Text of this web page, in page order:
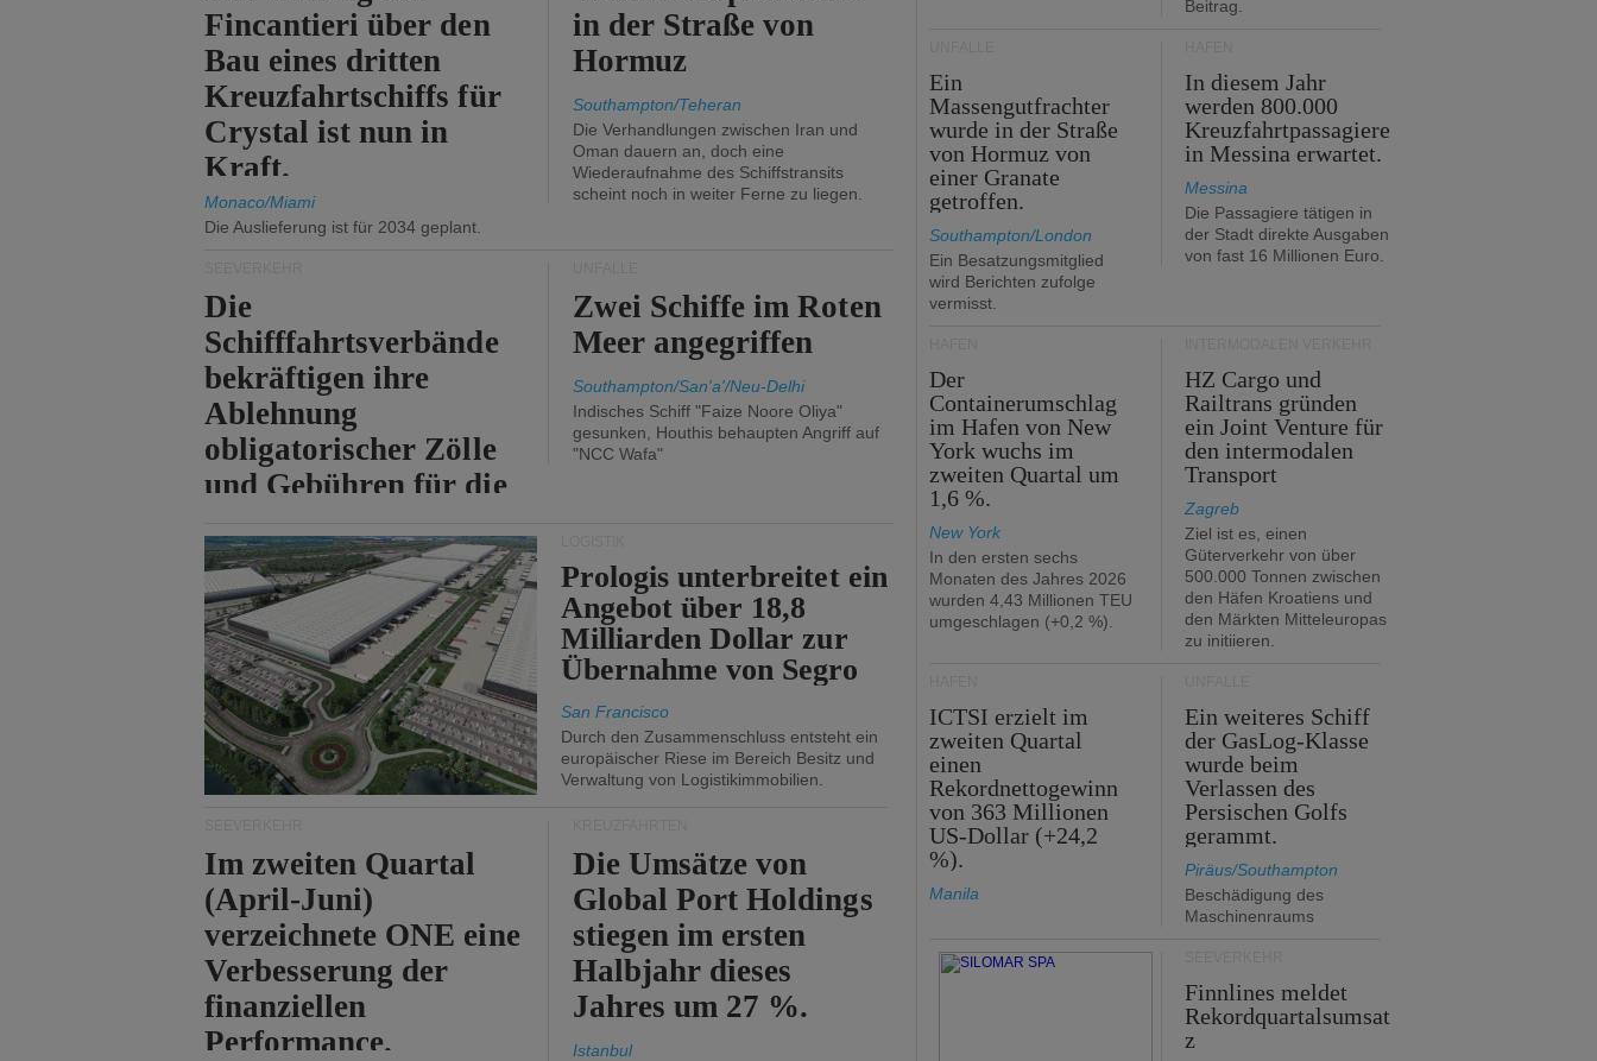
Fincantieri über den
Bau eines dritten
Kreuzfahrtschiffs für
Crystal ist nun in
Kraft.
Monaco/Miami
Die Auslieferung ist für 2034 geplant.
in der Straße von
Hormuz
Southampton/Teheran
Die Verhandlungen zwischen Iran und
Oman dauern an, doch eine
Wiederaufnahme des Schiffstransits
scheint noch in weiter Ferne zu liegen.
Die
Schifffahrtsverbände
bekräftigen ihre
Ablehnung
obligatorischer Zölle
und Gebühren für die
von Hormuz.
Zwei Schiffe im Roten
Meer angegriffen
Southampton/San'a'/Neu-Delhi
Indisches Schiff "Faize Noore Oliya"
gesunken, Houthis behaupten Angriff auf
"NCC Wafa"
Prologis unterbreitet ein
Angebot über 18,8
Milliarden Dollar zur
Übernahme von Segro
San Francisco
Durch den Zusammenschluss entsteht ein
europäischer Riese im Bereich Besitz und
Verwaltung von Logistikimmobilien.
Im zweiten Quartal
(April-Juni)
verzeichnete ONE eine
Verbesserung der
finanziellen
Performance.
Die Umsätze von
Global Port Holdings
stiegen im ersten
Halbjahr dieses
Jahres um 27 %.
Istanbul
Beitrag.
Ein
Massengutfrachter
wurde in der Straße
von Hormuz von
einer Granate
getroffen.
Southampton/London
Ein Besatzungsmitglied
wird Berichten zufolge
vermisst.
In diesem Jahr
werden 800.000
Kreuzfahrtpassagiere
in Messina erwartet.
Messina
Die Passagiere tätigen in
der Stadt direkte Ausgaben
von fast 16 Millionen Euro.
Der
Containerumschlag
im Hafen von New
York wuchs im
zweiten Quartal um
1,6 %.
New York
In den ersten sechs
Monaten des Jahres 2026
wurden 4,43 Millionen TEU
umgeschlagen (+0,2 %).
HZ Cargo und
Railtrans gründen
ein Joint Venture für
den intermodalen
Transport
Zagreb
Ziel ist es, einen
Güterverkehr von über
500.000 Tonnen zwischen
den Häfen Kroatiens und
den Märkten Mitteleuropas
zu initiieren.
ICTSI erzielt im
zweiten Quartal
einen
Rekordnettogewinn
von 363 Millionen
US-Dollar (+24,2
%).
Manila
Ein weiteres Schiff
der GasLog-Klasse
wurde beim
Verlassen des
Persischen Golfs
gerammt.
Piräus/Southampton
Beschädigung des
Maschinenraums
Finnlines meldet
Rekordquartalsumsat
z